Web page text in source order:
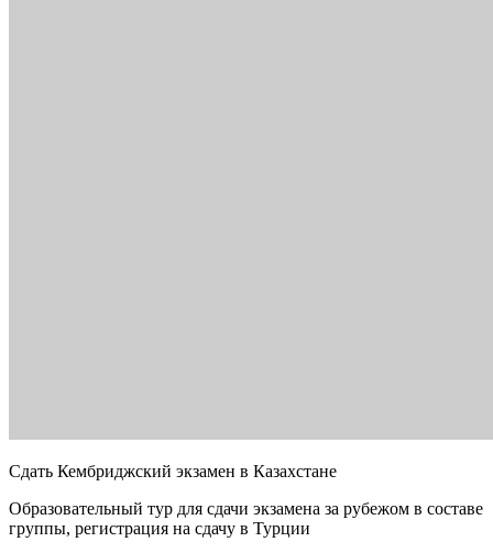
Сдать Кембриджский экзамен в Казахстане
Образовательный тур для сдачи экзамена за рубежом в составе
группы, регистрация на сдачу в Турции